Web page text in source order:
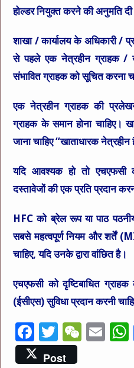
होल्डर नियुक्त करने की अनुमति
शाखा / कार्यालय के अधिकारी /
से पहले एक नेत्रहीन ग्राहक
संभावित ग्राहक को सूचित करना
एक नेत्रहीन ग्राहक की
ग्राहक के समान होना चाहिए।
जाना चाहिए “खाताधारक नेत्रहीन
यदि आवश्यक हो तो एचएफसी
दस्तावेजों की एक प्रति प्रदान
HFC को ब्रेल रूप या पाठ
सबसे महत्वपूर्ण नियम और शर्तें
चाहिए, यदि उनके द्वारा वांछित है।
एचएफसी को दृष्टिबाधित ग्राहक
(ईसीएस) सुविधा प्रदान करनी
F
a
T
w
W E
Post